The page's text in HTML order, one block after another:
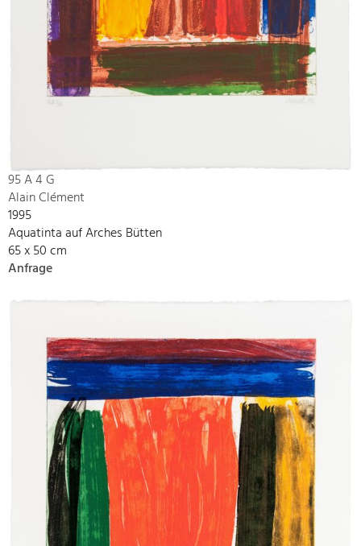
95 A 4 G
Alain Clément
1995
Aquatinta auf Arches Bütten
65 x 50 cm
Anfrage